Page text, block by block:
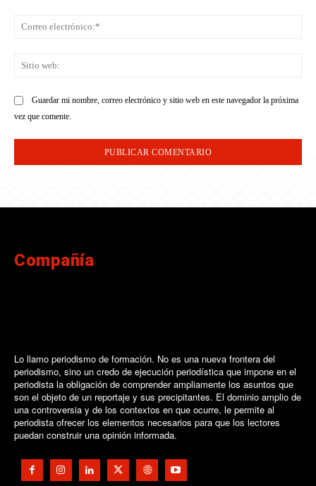
Guardar mi nombre, correo electrónico y sitio web en este navegador la próxima
vez que comente.
Compañía
Lo llamo periodismo de formación. No es una nueva frontera del
periodismo, sino un credo de ejecución periodística que impone en el
periodista la obligación de comprender ampliamente los asuntos que
son el objeto de un reportaje y sus precipitantes. El dominio amplio de
una controversia y de los contextos en que ocurre, le permite al
periodista ofrecer los elementos necesarios para que los lectores
puedan construir una opinión informada.